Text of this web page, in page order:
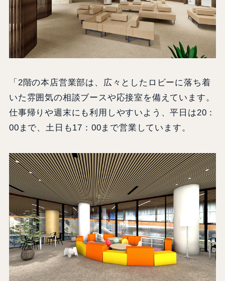
「2階の本店営業部は、広々としたロビーに落ち着
いた雰囲気の相談ブースや応接室を備えています。
仕事帰りや週末にも利用しやすいよう、平日は20：
00まで、土日も17：00まで営業しています。